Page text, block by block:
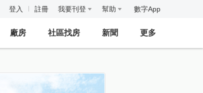
登入 註冊 我要刊登 幫助 數字App
廠房 社區找房 新聞 更多